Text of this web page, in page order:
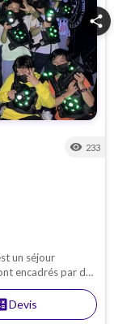
share
visibility 233
encadrés par des
donneront
activités
6 au 21 Juillet 2026.
Devis